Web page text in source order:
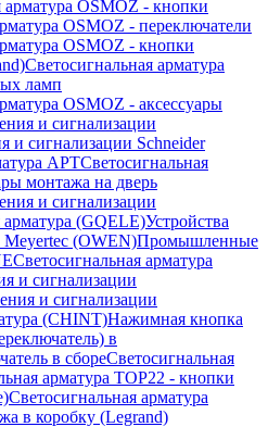
арматура OSMOZ - кнопки
OSMOZ - переключатели
OSMOZ - кнопки
Светосигнальная арматура
ламп
OSMOZ - аксессуары
и сигнализации
и сигнализации Schneider
APTСветосигнальная
монтажа на дверь
и сигнализации
арматура (GQELE)Устройства
Meyertec (OWEN)Промышленные
Светосигнальная арматура
и сигнализации
и сигнализации
(CHINT)Нажимная кнопка
в
в сбореСветосигнальная
арматура TOP22 - кнопки
Светосигнальная арматура
в коробку (Legrand)